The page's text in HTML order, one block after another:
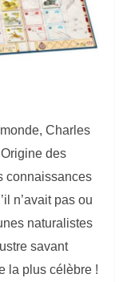
Charles
des
connaissances
n’avait pas ou
naturalistes
savant
la plus célèbre !